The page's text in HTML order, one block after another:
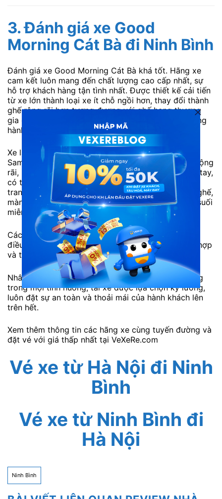
3. Đánh giá xe Good
Morning Cát Bà đi Ninh Bình
Đánh giá xe Good Morning Cát Bà khá tốt. Hãng xe
cam kết luôn mang đến chất lượng cao cấp nhất, sự
hỗ trợ khách hàng tận tình nhất. Được thiết kế cải tiến
từ xe lớn thành loại xe ít chỗ ngồi hơn, thay đổi thành
ghế rộng rãi hơn tương đương với ghế hạng thương
gia của các hãng hàng không, phù hợp cho cả những
hành khách to cao.
Xe là dòng xe Eco 34 ghế có thiết kế cải tiến từ xe
Samco Felix 35 chỗ thông thường tạo không gian rộng
rãi, kích thước ghế lớn. Các ghế giữa xe có chỗ để tay,
có thể ngả từ 10~45 độ tùy theo nhu cầu. Trên xe
trang bị Wifi, cổng sạc USB ngay gần tại vị trí các ghế,
màn hình cỡ lớn LED 21 inches và khăn lạnh, nước suối
miễn phí.
Các ghế ngồi được thiết kế trượt ngã bằng các nút
điều chỉnh, hành khách có thể lựa chọn tư thế phù hợp
và thoải mái nhất một cách dễ dàng, nhanh chóng.
Nhân viên phục vụ luôn nhiệt tình hỗ trợ khách hàng
trong mọi tình huống, tài xế được lựa chọn kỹ lưỡng,
luôn đặt sự an toàn và thoải mái của hành khách lên
trên hết.
Xem thêm thông tin các hãng xe cùng tuyến đường và
đặt vé với giá thấp nhất tại VeXeRe.com
Vé xe từ Hà Nội đi Ninh
Bình
Vé xe từ Ninh Bình đi
Hà Nội
Ninh Bình